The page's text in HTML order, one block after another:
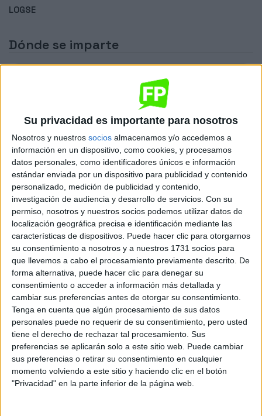
Su privacidad es importante para nosotros
Nosotros y nuestros socios almacenamos y/o accedemos a
información en un dispositivo, como cookies, y procesamos
datos personales, como identificadores únicos e información
estándar enviada por un dispositivo para publicidad y contenido
personalizado, medición de publicidad y contenido,
investigación de audiencia y desarrollo de servicios. Con su
permiso, nosotros y nuestros socios podemos utilizar datos de
localización geográfica precisa e identificación mediante las
características de dispositivos. Puede hacer clic para otorgarnos
su consentimiento a nosotros y a nuestros 1731 socios para
que llevemos a cabo el procesamiento previamente descrito. De
forma alternativa, puede hacer clic para denegar su
consentimiento o acceder a información más detallada y
cambiar sus preferencias antes de otorgar su consentimiento.
Tenga en cuenta que algún procesamiento de sus datos
personales puede no requerir de su consentimiento, pero usted
tiene el derecho de rechazar tal procesamiento. Sus
preferencias se aplicarán solo a este sitio web. Puede cambiar
sus preferencias o retirar su consentimiento en cualquier
momento volviendo a este sitio y haciendo clic en el botón
"Privacidad" en la parte inferior de la página web.
LOGSE
Dónde se imparte
DIRECCIÓN
C/GRECIA, 56
30203 Cartagena, Murcia
+
-
Leaflet | OSM Mapnik
Explora más
¿No es exactamente lo que buscas? Estas son las